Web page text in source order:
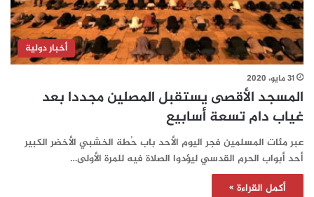
أخبار دولية
31 مايو، 2020
المسجد الأقصى يستقبل المصلين مجددا بعد
غياب دام تسعة أسابيع
عبر مئات المسلمين فجر اليوم الأحد باب حُطة الخشبي الأخضر الكبير
أحد أبواب الحرم القدسي ليؤدوا الصلاة فيه للمرة الأولى…
أكمل القراءة »